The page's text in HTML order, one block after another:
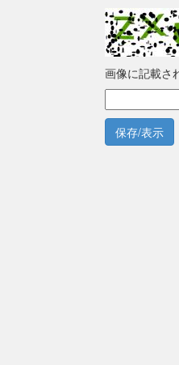
画像に記載さ
保存/表示